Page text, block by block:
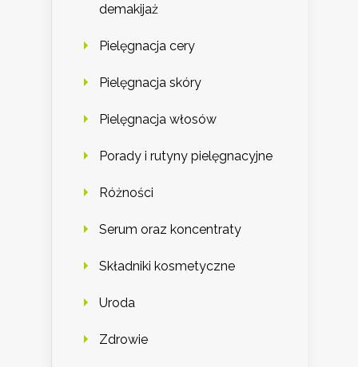
demakijaż
Pielęgnacja cery
Pielęgnacja skóry
Pielęgnacja włosów
Porady i rutyny pielęgnacyjne
Różności
Serum oraz koncentraty
Składniki kosmetyczne
Uroda
Zdrowie